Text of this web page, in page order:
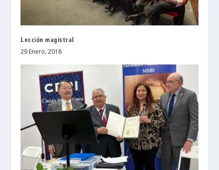
Lección magistral
29 Enero, 2018